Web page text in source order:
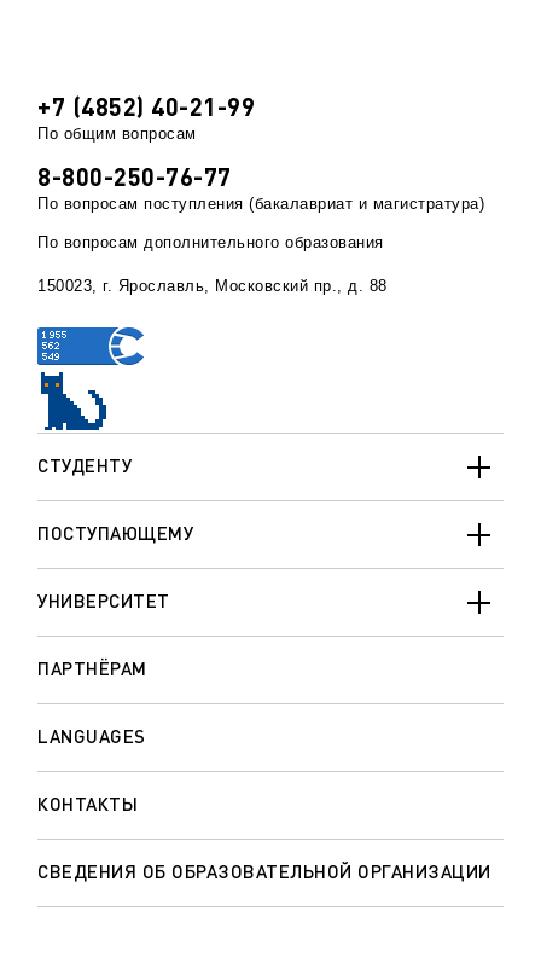
СТУДЕНТУ
ПОСТУПАЮЩЕМУ
УНИВЕРСИТЕТ
ПАРТНЁРАМ
LANGUAGES
КОНТАКТЫ
СВЕДЕНИЯ ОБ ОБРАЗОВАТЕЛЬНОЙ ОРГАНИЗАЦИИ
+7 (4852) 40-21-99
По общим вопросам
8-800-250-76-77
По вопросам поступления (бакалавриат и магистратура)
По вопросам дополнительного образования
150023, г. Ярославль, Московский пр., д. 88